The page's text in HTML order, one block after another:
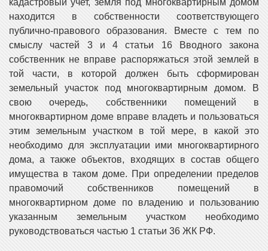
находится в собственности соответствующего
публично-правового образования. Вместе с тем по
смыслу частей 3 и 4 статьи 16 Вводного закона
собственник не вправе распоряжаться этой землей в
той части, в которой должен быть сформирован
земельный участок под многоквартирным домом. В
свою очередь, собственники помещений в
многоквартирном доме вправе владеть и пользоваться
этим земельным участком в той мере, в какой это
необходимо для эксплуатации ими многоквартирного
дома, а также объектов, входящих в состав общего
имущества в таком доме. При определении пределов
правомочий собственников помещений в
многоквартирном доме по владению и пользованию
указанным земельным участком необходимо
руководствоваться частью 1 статьи 36 ЖК РФ.